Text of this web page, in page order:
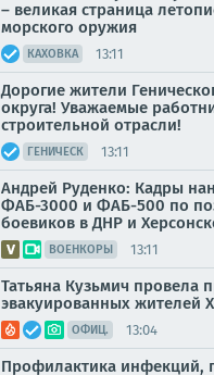
– великая страница
морского оружия
КАХОВКА 13:11
Дорогие жители
округа! Уважаемые
строительной отрасли!
ГЕНИЧЕСК 13:11
Андрей Руденко: Кадры
ФАБ-3000 и ФАБ-500 по
боевиков в ДНР и
ВОЕНКОРЫ 13:11
Татьяна Кузьмич провела
эвакуированных жителей
ОФИЦ. 13:04
Профилактика инфекций,